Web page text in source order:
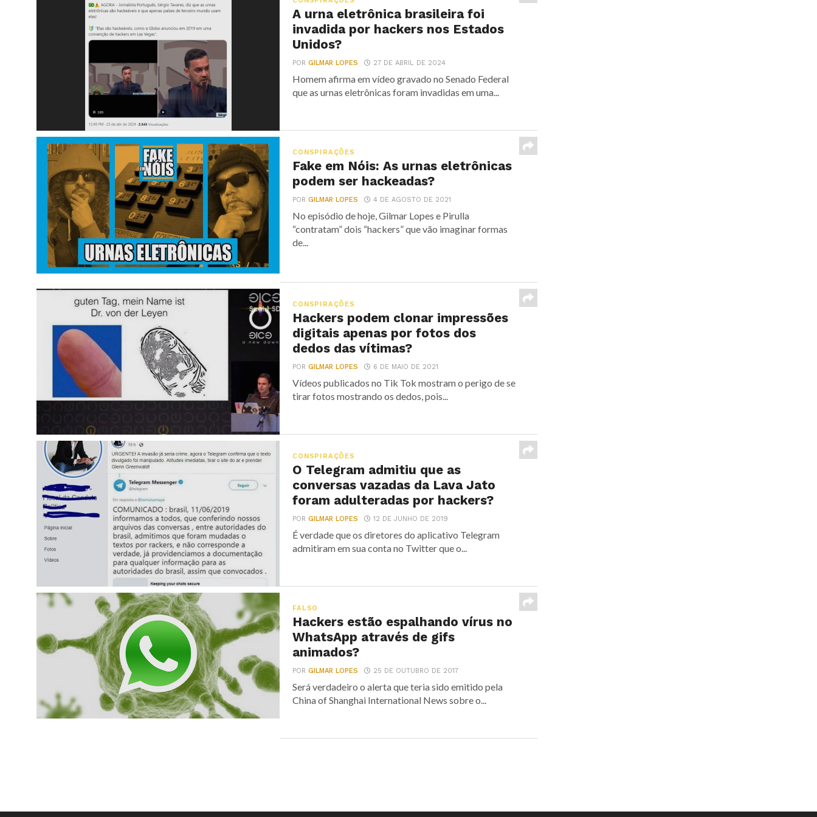
A urna eletrônica brasileira foi
invadida por hackers nos Estados
Unidos?
PORGILMAR LOPES 27 DE ABRIL DE 2024
Homem afirma em vídeo gravado no Senado Federal
que as urnas eletrônicas foram invadidas em uma...
CONSPIRAÇÕES
Fake em Nóis: As urnas eletrônicas
podem ser hackeadas?
PORGILMAR LOPES 4 DE AGOSTO DE 2021
No episódio de hoje, Gilmar Lopes e Pirulla
“contratam” dois “hackers” que vão imaginar formas
de...
CONSPIRAÇÕES
Hackers podem clonar impressões
digitais apenas por fotos dos
dedos das vítimas?
PORGILMAR LOPES 6 DE MAIO DE 2021
Vídeos publicados no Tik Tok mostram o perigo de se
tirar fotos mostrando os dedos, pois...
CONSPIRAÇÕES
O Telegram admitiu que as
conversas vazadas da Lava Jato
foram adulteradas por hackers?
PORGILMAR LOPES 12 DE JUNHO DE 2019
É verdade que os diretores do aplicativo Telegram
admitiram em sua conta no Twitter que o...
FALSO
Hackers estão espalhando vírus no
WhatsApp através de gifs
animados?
PORGILMAR LOPES 25 DE OUTUBRO DE 2017
Será verdadeiro o alerta que teria sido emitido pela
China of Shanghai International News sobre o...